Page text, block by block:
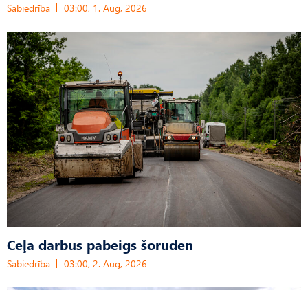
Sabiedrība 03:00, 1. Aug, 2026
Ceļa darbus pabeigs šoruden
Sabiedrība 03:00, 2. Aug, 2026